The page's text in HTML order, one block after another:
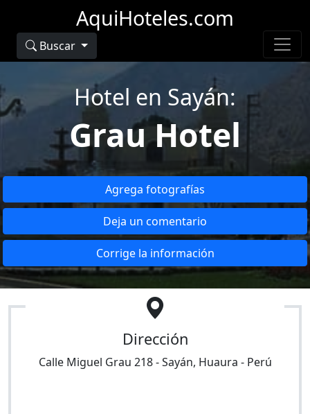
AquiHoteles.com
Buscar
Hotel en Sayán:
Grau Hotel
Agrega fotografías
Deja un comentario
Corrige la información
Dirección
Calle Miguel Grau 218-Sayán, Huaura - Perú